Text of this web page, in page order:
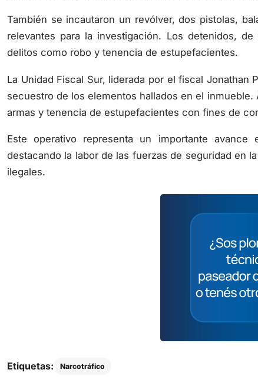
También se incautaron un revólver, dos pistolas,
relevantes para la investigación. Los detenidos,
delitos como robo y tenencia de estupefacientes.
secuestro de los elementos hallados en el
armas y tenencia de estupefacientes con fines de
destacando la labor de las fuerzas de seguridad en
Etiquetas: